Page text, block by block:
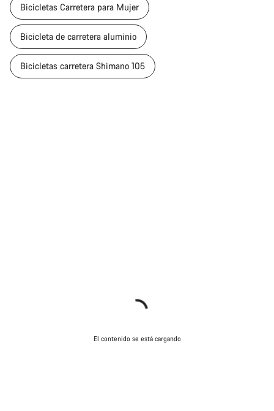
Bicicletas Carretera para Mujer
Bicicleta de carretera aluminio
Bicicletas carretera Shimano 105
El contenido se está cargando